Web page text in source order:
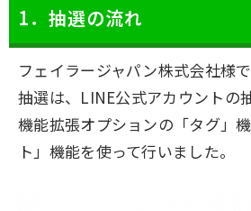
1．抽選の流れ
フェイラージャパン株式会社様
抽選は、LINE公式アカウントの
機能拡張オプションの「タグ」
ト」機能を使って行いました。